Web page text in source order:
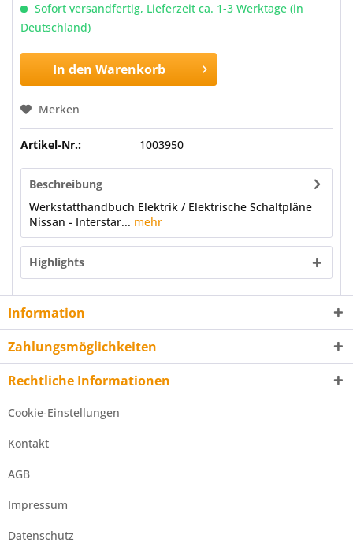
Sofort versandfertig, Lieferzeit ca. 1-3 Werktage (in
Deutschland)
In den Warenkorb
Merken
Artikel-Nr.: 1003950
Beschreibung
Werkstatthandbuch Elektrik / Elektrische Schaltpläne
Nissan - Interstar... mehr
Highlights
Information
Zahlungsmöglichkeiten
Rechtliche Informationen
Cookie-Einstellungen
Kontakt
AGB
Impressum
Datenschutz